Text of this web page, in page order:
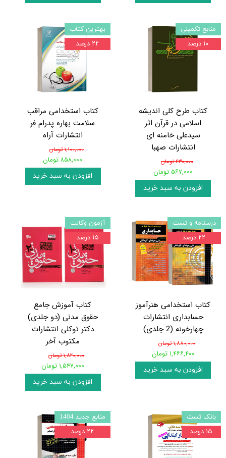
کتاب طرح کلی اندیشه‎
اسلامی در قرآن اثر
سیدعلی خامنه ای
انتشارات صهبا
۶۳۰,۰۰۰ تومان
۵۶۷,۰۰۰ تومان
افزودن به سبد خرید
منابع تکمیلی
۱۰ درصد
کتاب استخدامی مراقب
سلامت بهاره پدرام فر
انتشارات آراه
۱,۱۰۰,۰۰۰ تومان
۸۵۸,۰۰۰ تومان
افزودن به سبد خرید
بهترین کتاب
۲۲ درصد
کتاب استخدامی هنرآموز
حسابداری انتشارات
چهارخونه (2 جلدی)
۱,۸۸۰,۰۰۰ تومان
۱,۴۶۶,۴۰۰ تومان
افزودن به سبد خرید
درسنامه و تست
۲۲ درصد
کتاب آموزش جامع
حقوق مدنی (دو جلدی)
دکتر توکلی انتشارات
مکتوب آخر
۱,۸۲۰,۰۰۰ تومان
۱,۵۴۷,۰۰۰ تومان
افزودن به سبد خرید
آزمون وکالت
۱۵ درصد
بانک تست
۱۵ درصد
منابع جدید 1404
۲۲ درصد